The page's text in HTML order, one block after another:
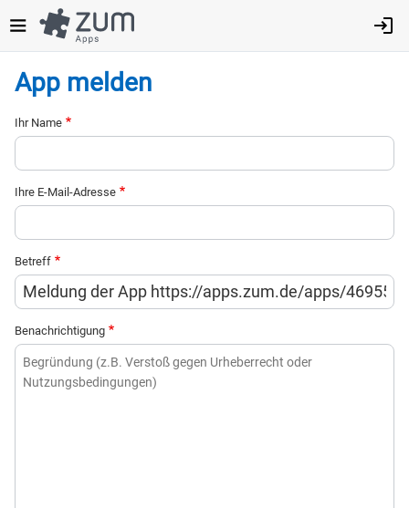
zum
Inhalt
App melden
Ihr Name
Ihre E-Mail-Adresse
Betreff
Benachrichtigung